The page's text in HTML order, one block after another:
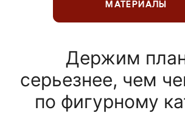
МАТЕРИАЛЫ
Держим
серьезнее, чем
по фигурному